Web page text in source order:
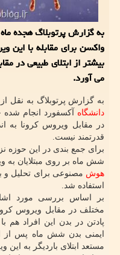
به گزارش پرتوبلاگ هجده
واکسن برای مقابله با
بیشتر از ابتلای طبیعی در
می آورد.
به گزارش پرتوبلاگ به نقل
دانشگاه آکسفورد انجام
در مقابل ویروس کرونا به
قدرتمند نیست.
برای جمع بندی در این حوزه
شش ماه بر روی مبتلایان به
هوش مصنوعی برای تحلیل
استفاده شد.
بر اساس بررسی مورد
مختلف در مقابل ویروس
پادتن در بدن این افراد هم
ایمنی بدن شش ماه پس از
مستعد ابتلای باردیگر به این